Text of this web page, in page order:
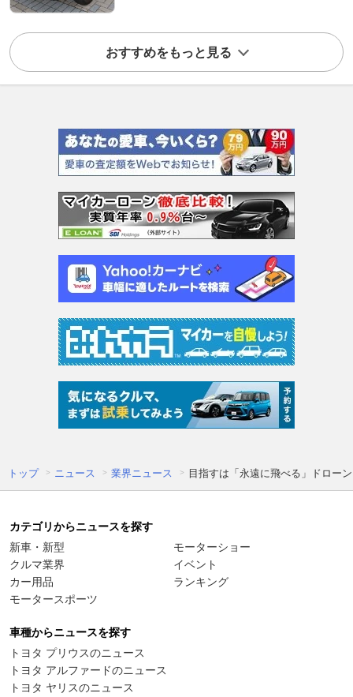
おすすめをもっと見る
トップ ニュース 業界ニュース 目指すは「永遠に飛べる」ドロー
カテゴリからニュースを探す
新車・新型
クルマ業界
カー用品
モータースポーツ
モーターショー
イベント
ランキング
車種からニュースを探す
トヨタ プリウスのニュース
トヨタ アルファードのニュース
トヨタ ヤリスのニュース